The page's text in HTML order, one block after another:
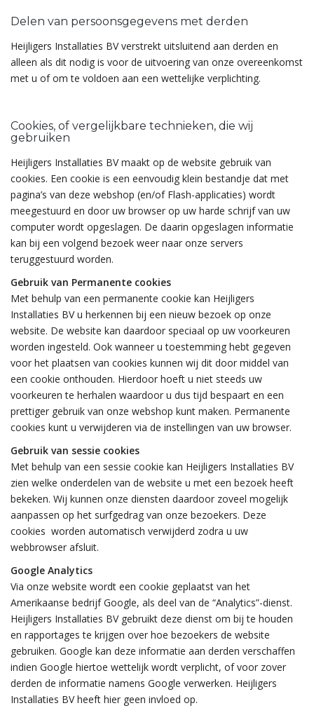
Delen van persoonsgegevens met derden
Heijligers Installaties BV verstrekt uitsluitend aan derden en
alleen als dit nodig is voor de uitvoering van onze overeenkomst
met u of om te voldoen aan een wettelijke verplichting.
Cookies, of vergelijkbare technieken, die wij
gebruiken
Heijligers Installaties BV maakt op de website gebruik van
cookies. Een cookie is een eenvoudig klein bestandje dat met
pagina’s van deze webshop (en/of Flash-applicaties) wordt
meegestuurd en door uw browser op uw harde schrijf van uw
computer wordt opgeslagen. De daarin opgeslagen informatie
kan bij een volgend bezoek weer naar onze servers
teruggestuurd worden.
Gebruik van Permanente cookies
Met behulp van een permanente cookie kan Heijligers
Installaties BV u herkennen bij een nieuw bezoek op onze
website. De website kan daardoor speciaal op uw voorkeuren
worden ingesteld. Ook wanneer u toestemming hebt gegeven
voor het plaatsen van cookies kunnen wij dit door middel van
een cookie onthouden. Hierdoor hoeft u niet steeds uw
voorkeuren te herhalen waardoor u dus tijd bespaart en een
prettiger gebruik van onze webshop kunt maken. Permanente
cookies kunt u verwijderen via de instellingen van uw browser.
Gebruik van sessie cookies
Met behulp van een sessie cookie kan Heijligers Installaties BV
zien welke onderdelen van de website u met een bezoek heeft
bekeken. Wij kunnen onze diensten daardoor zoveel mogelijk
aanpassen op het surfgedrag van onze bezoekers. Deze
cookies worden automatisch verwijderd zodra u uw
webbrowser afsluit.
Google Analytics
Via onze website wordt een cookie geplaatst van het
Amerikaanse bedrijf Google, als deel van de “Analytics”-dienst.
Heijligers Installaties BV gebruikt deze dienst om bij te houden
en rapportages te krijgen over hoe bezoekers de website
gebruiken. Google kan deze informatie aan derden verschaffen
indien Google hiertoe wettelijk wordt verplicht, of voor zover
derden de informatie namens Google verwerken. Heijligers
Installaties BV heeft hier geen invloed op.